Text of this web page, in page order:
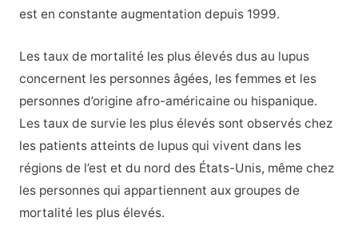
est en constante augmentation depuis 1999.
Les taux de mortalité les plus élevés dus au lupus
concernent les personnes âgées, les femmes et les
personnes d’origine afro-américaine ou hispanique.
Les taux de survie les plus élevés sont observés chez
les patients atteints de lupus qui vivent dans les
régions de l’est et du nord des États-Unis, même chez
les personnes qui appartiennent aux groupes de
mortalité les plus élevés.